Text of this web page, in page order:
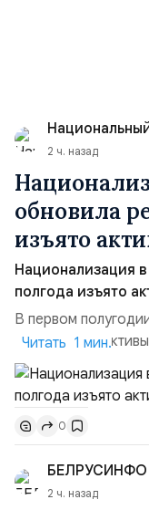
2 ч. назад
обновила
изъято
Национализация
полгода изъято
В первом
государству
подсчитали
чем за
Всего
транзакций,
объёма всего
поглощений.
Читать 1 мин.
0
БЕЛРУСИНФО
2 ч. назад